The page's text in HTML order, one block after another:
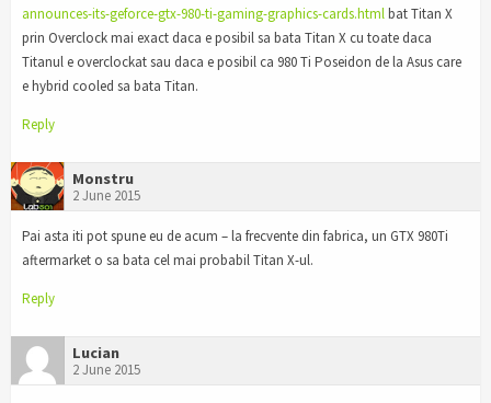
announces-its-geforce-gtx-980-ti-gaming-graphics-cards.htmlbat Titan X
prin Overclock mai exact daca e posibil sa bata Titan X cu toate daca
Titanul e overclockat sau daca e posibil ca 980 Ti Poseidon de la Asus care
e hybrid cooled sa bata Titan.
Reply
Monstru
2 June 2015
Pai asta iti pot spune eu de acum – la frecvente din fabrica, un GTX 980Ti
aftermarket o sa bata cel mai probabil Titan X-ul.
Reply
Lucian
2 June 2015